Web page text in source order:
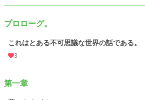
BL
24h.ポイント
プロローグ。
これはとある不可思議な世界の話である。
3
第一章